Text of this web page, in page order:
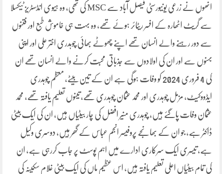
انھوں نے زرعی یونیورسٹی فیصل آباد سے MSC کی تھی، وہ ہیوی انڈسٹریز ٹیکسلا
سے گریٹ اٹھارہ کے افسر ریٹائر ہوئے تھے، وہ بہت ہی خاموش طبع اور فتنوں
سے دور رہنے والے انسان تھے اپنے چھوٹے بھائی چوہدری اختر علی اور اپنی
بہنوں سے اور ان کی اولادوں سے جذباتی محبت کرنے والے انسان تھے ان
کی 4 فروری 2024 کو وفات ہوگی ہے ان کے تین بیٹے، معظم چوہدری
ایڈووکیٹ، مزمل چوہدری اور محمد عثمان چوہدری تھے، تینوں تعلیم یافتہ تھے، محمد
عثمان وفات پاگئے ہیں، چوہدری منیر افضل کی چار بیٹیاں ہیں، ان کی ایک بیٹی
ڈاکٹر ہے، جو ان کے بھانجے پروفیسر انجم عباس کے گھر ہیں، دوسری وکیل
ہے، تیسری ایک سرکاری ادارے میں اہم پوسٹ پر جاب کررہی ہے، ان
کی تمام بیٹیاں اعلی تعلیم یافتہ ہیں، اس عظیم ماں کی ایک بیٹی غلام سکینہ کی